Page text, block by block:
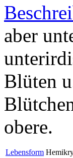
aber
Blüten
obere.
Lebensform